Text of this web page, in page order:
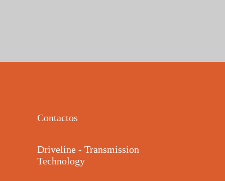
Contactos
Driveline - Transmission
Technology